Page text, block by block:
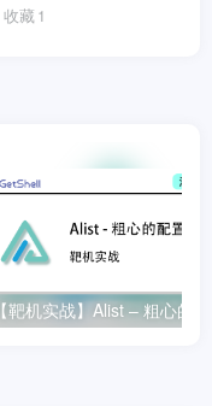
收藏1
【靶机实战】Alist – 粗心的